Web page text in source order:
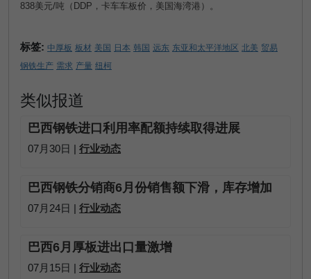
838美元/吨（ DDP ，卡车车板价，美国海湾港）。
标签: 中厚板 板材 美国 日本 韩国 远东 东亚和太平洋地区 北美 贸易
钢铁生产 需求 产量 纽柯
类似报道
巴西钢铁进口利用率配额持续取得进展
07月30日 | 行业动态
巴西钢铁分销商6月份销售额下滑，库存增加
07月24日 | 行业动态
巴西6月厚板进出口量激增
07月15日 | 行业动态